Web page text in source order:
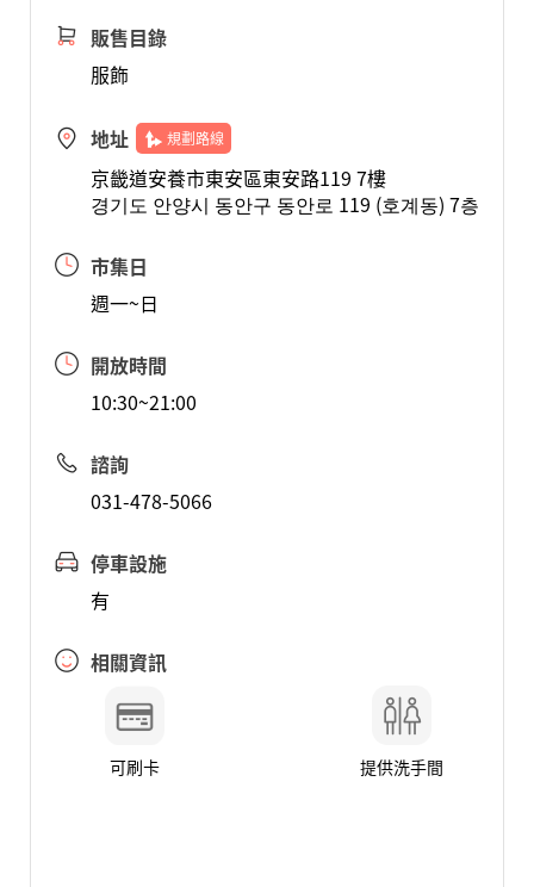
販售目錄
服飾
地址 規劃路線
京畿道安養市東安區東安路119 7樓
경기도 안양시 동안구 동안로 119 (호계동) 7층
市集日
週一~日
開放時間
10:30~21:00
諮詢
031-478-5066
停車設施
有
相關資訊
可刷卡 提供洗手間